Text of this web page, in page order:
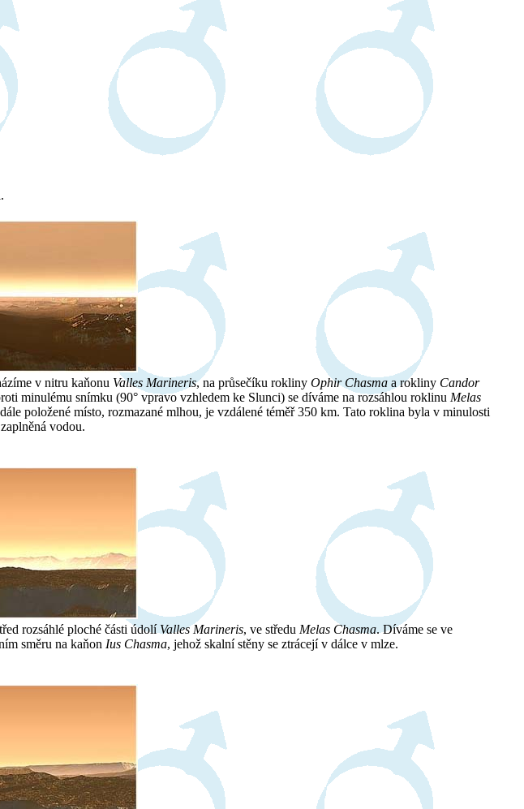
v nitru kaňonu Valles Marineris, na průsečíku rokliny Ophir Chasma a rokliny Candor
minulému snímku (90° vpravo vzhledem ke Slunci) se díváme na rozsáhlou roklinu Melas
položené místo, rozmazané mlhou, je vzdálené téměř 350 km. Tato roklina byla v minulosti
vodou.
rozsáhlé ploché části údolí Valles Marineris, ve středu Melas Chasma. Díváme se ve
směru na kaňon Ius Chasma, jehož skalní stěny se ztrácejí v dálce v mlze.